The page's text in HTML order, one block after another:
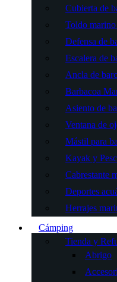
Cubierta de
Toldo
Defensa de
Escalera de
Ancla de
Barbacoa
Asiento de
Ventana de
Mástil para
Kayak y
Cabrestante
Deportes
Herrajes
Cámping
Tienda y
Abrigo